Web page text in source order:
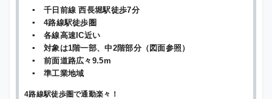
▪ 千日前線 西長堀駅徒歩7分
▪ 4路線駅徒歩圏
▪ 各線高速IC近い
▪ 対象は1階一部、中2階部分（図面参照）
▪ 前面道路広々9.5m
▪ 準工業地域
4路線駅徒歩圏で通勤楽々！